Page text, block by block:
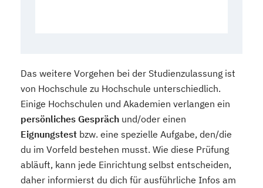
Das weitere Vorgehen bei der Studienzulassung ist
von Hochschule zu Hochschule unterschiedlich.
Einige Hochschulen und Akademien verlangen ein
persönliches Gespräch und/oder einen
Eignungstest bzw. eine spezielle Aufgabe, den/die
du im Vorfeld bestehen musst. Wie diese Prüfung
abläuft, kann jede Einrichtung selbst entscheiden,
daher informierst du dich für ausführliche Infos am